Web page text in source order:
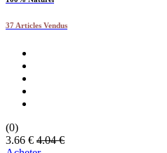
37 Articles Vendus
(0)
3.66 € 4.04 €